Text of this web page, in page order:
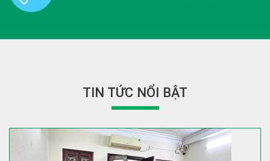
TIN TỨC NỔI BẬT